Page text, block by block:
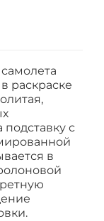
раскраске
подставку с
в